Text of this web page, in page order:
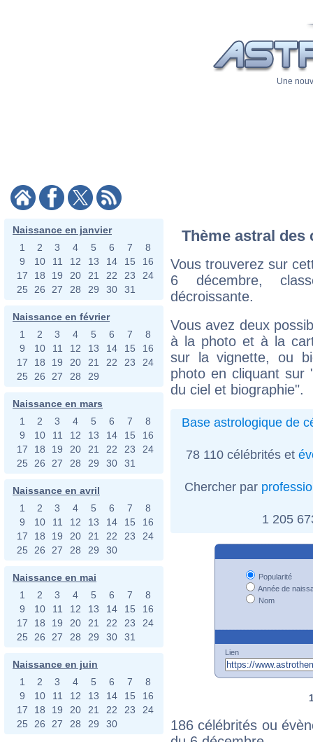
Une
Naissance en janvier
1
2 3 4 5 6 7
8
9
10 11 12 13 14 15
16
17
18 19 20 21 22 23
24
25
26 27 28 29 30 31
Naissance en février
1
2 3 4 5 6 7
8
9
10 11 12 13 14 15
16
17
18 19 20 21 22 23
24
25
26 27 28 29
Naissance en mars
1
2 3 4 5 6 7
8
9
10 11 12 13 14 15
16
17
18 19 20 21 22 23
24
25
26 27 28 29 30 31
Naissance en avril
1
2 3 4 5 6 7
8
9
10 11 12 13 14 15
16
17
18 19 20 21 22 23
24
25
26 27 28 29 30
Naissance en mai
1
2 3 4 5 6 7
8
9
10 11 12 13 14 15
16
17
18 19 20 21 22 23
24
25
26 27 28 29 30 31
Naissance en juin
1
2 3 4 5 6 7
8
9
10 11 12 13 14 15
16
17
18 19 20 21 22 23
24
25
26 27 28 29 30
Thème astral des
Vous trouverez sur
6 décembre,
décroissante.
Vous avez deux
à la photo et à la
sur la vignette, ou
photo en cliquant sur
du ciel et biographie".
Base astrologique de
78 110 célébrités et
Chercher par
1 205
Popularité
Année de
Nom
Lien
186 célébrités ou